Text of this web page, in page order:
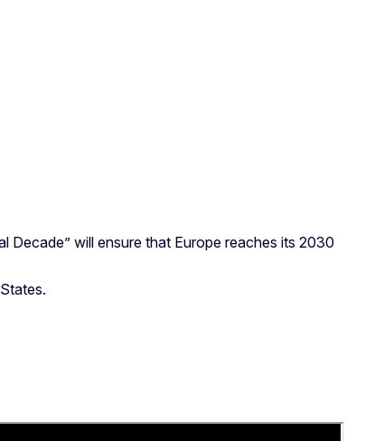
Decade” will ensure that Europe reaches its 2030